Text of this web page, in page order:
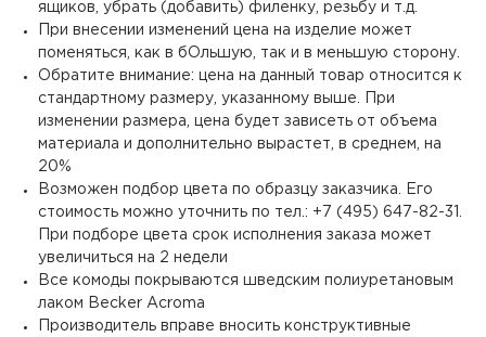
ящиков, убрать (добавить) филенку, резьбу и т.д.
При внесении изменений цена на изделие может
поменяться, как в бОльшую, так и в меньшую сторону.
Обратите внимание: цена на данный товар относится к
стандартному размеру, указанному выше. При
изменении размера, цена будет зависеть от объема
материала и дополнительно вырастет, в среднем, на
20%
Возможен подбор цвета по образцу заказчика. Его
стоимость можно уточнить по тел.: +7 (495) 647-82-31.
При подборе цвета срок исполнения заказа может
увеличиться на 2 недели
Все комоды покрываются шведским полиуретановым
лаком Becker Acroma
Производитель вправе вносить конструктивные